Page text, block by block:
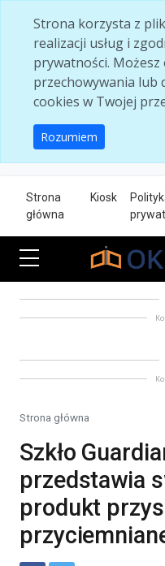
Strona korzysta z
realizacji usług i
prywatności.
przechowywania lub
cookies w Twojej
Rozumiem
Strona
główna
Kiosk
Strona główna
Szkło
przedstawia
produkt